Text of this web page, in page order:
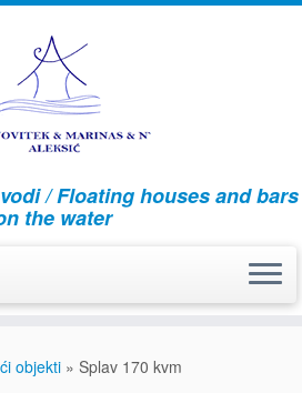
/ Floating houses and bars
the water
objekti » Splav 170 kvm